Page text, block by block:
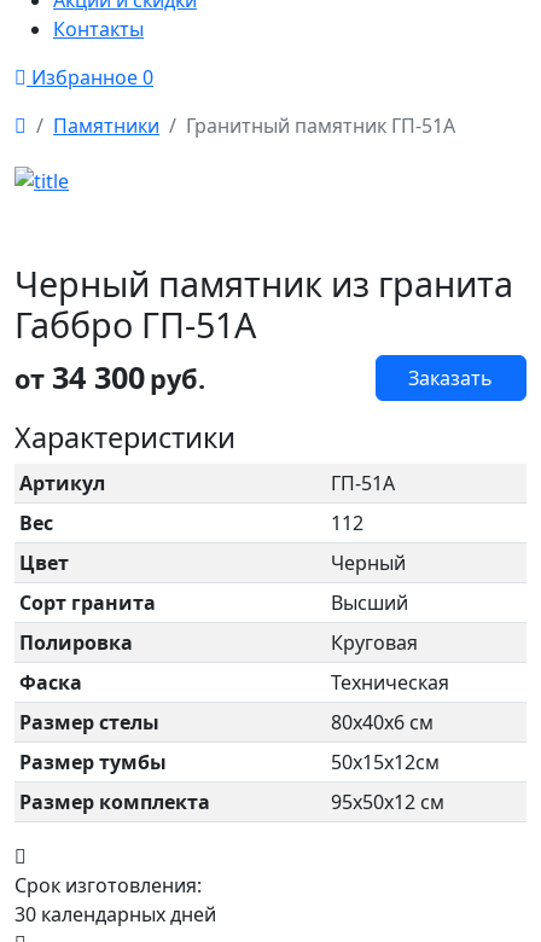
Контакты
Избранное0
Памятники
Гранитный памятник ГП-51А
Черный памятник из гранита
Габбро ГП-51А
от 34 300руб. Заказать
Характеристики
Артикул
ГП-51А
Вес
112
Цвет
Черный
Сорт гранита
Высший
Полировка
Круговая
Фаска
Техническая
Размер стелы
80х40х6 см
Размер тумбы
50х15х12см
Размер комплекта
95х50х12 см
Срок изготовления:
30 календарных дней